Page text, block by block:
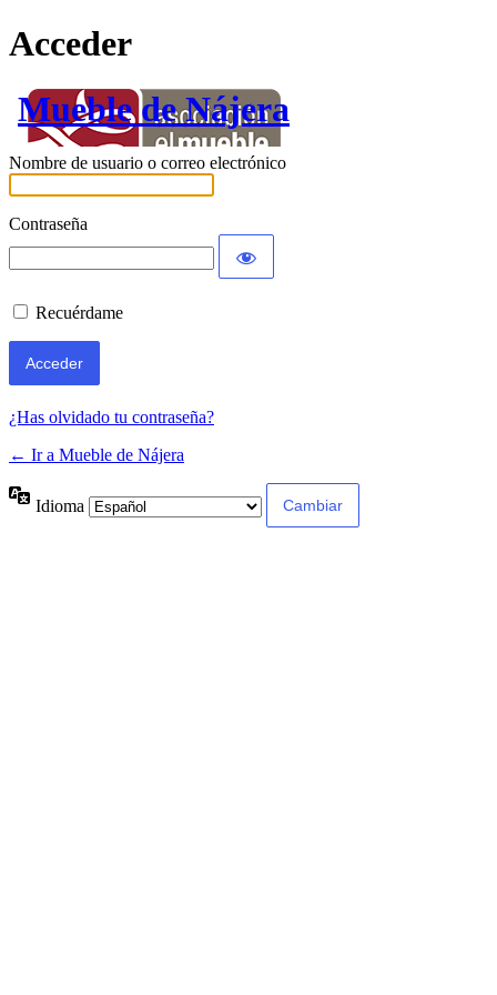
Acceder
Mueble de Nájera
Nombre de usuario o correo electrónico
Contraseña
Recuérdame
¿Has olvidado tu contraseña?
← Ir a Mueble de Nájera
Idioma